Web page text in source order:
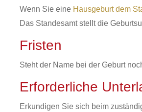
Wenn Sie eine Hausgeburt dem
Das Standesamt stellt die
Fristen
Steht der Name bei der Geburt
Erforderliche
Erkundigen Sie sich beim